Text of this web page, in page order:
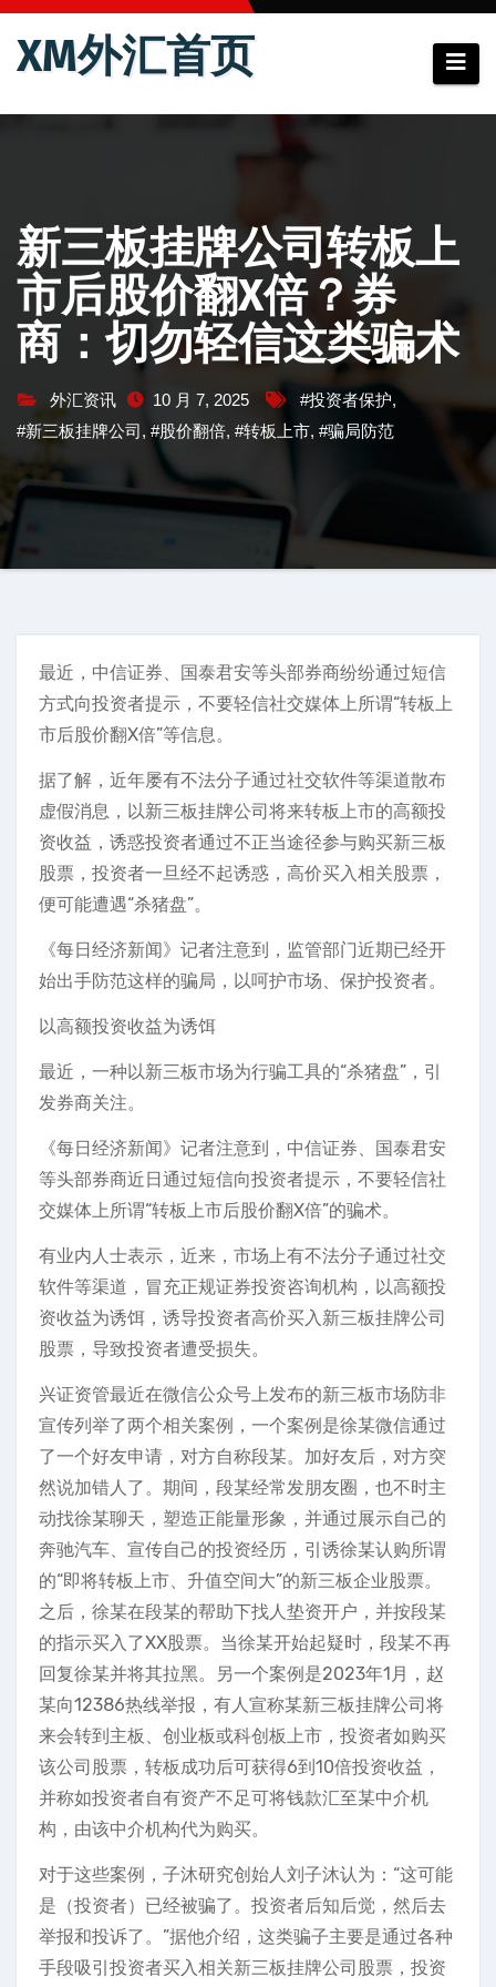
跳
XM外汇首页
新三板挂牌公司转板上
市后股价翻X倍？券
商：切勿轻信这类骗术
外汇资讯 10 月 7, 2025 #投资者保护,
#新三板挂牌公司, #股价翻倍, #转板上市, #骗局防范
最近，中信证券、国泰君安等头部券商纷纷通过短信
方式向投资者提示，不要轻信社交媒体上所谓“转板上
市后股价翻X倍”等信息。
据了解，近年屡有不法分子通过社交软件等渠道散布
虚假消息，以新三板挂牌公司将来转板上市的高额投
资收益，诱惑投资者通过不正当途径参与购买新三板
股票，投资者一旦经不起诱惑，高价买入相关股票，
便可能遭遇“杀猪盘”。
《每日经济新闻》记者注意到，监管部门近期已经开
始出手防范这样的骗局，以呵护市场、保护投资者。
以高额投资收益为诱饵
最近，一种以新三板市场为行骗工具的“杀猪盘”，引
发券商关注。
《每日经济新闻》记者注意到，中信证券、国泰君安
等头部券商近日通过短信向投资者提示，不要轻信社
交媒体上所谓“转板上市后股价翻X倍”的骗术。
有业内人士表示，近来，市场上有不法分子通过社交
软件等渠道，冒充正规证券投资咨询机构，以高额投
资收益为诱饵，诱导投资者高价买入新三板挂牌公司
股票，导致投资者遭受损失。
兴证资管最近在微信公众号上发布的新三板市场防非
宣传列举了两个相关案例，一个案例是徐某微信通过
了一个好友申请，对方自称段某。加好友后，对方突
然说加错人了。期间，段某经常发朋友圈，也不时主
动找徐某聊天，塑造正能量形象，并通过展示自己的
奔驰汽车、宣传自己的投资经历，引诱徐某认购所谓
的“即将转板上市、升值空间大”的新三板企业股票。
之后，徐某在段某的帮助下找人垫资开户，并按段某
的指示买入了XX股票。当徐某开始起疑时，段某不再
回复徐某并将其拉黑。另一个案例是2023年1月，赵
某向12386热线举报，有人宣称某新三板挂牌公司将
来会转到主板、创业板或科创板上市，投资者如购买
该公司股票，转板成功后可获得6到10倍投资收益，
并称如投资者自有资产不足可将钱款汇至某中介机
构，由该中介机构代为购买。
对于这些案例，子沐研究创始人刘子沐认为：“这可能
是（投资者）已经被骗了。投资者后知后觉，然后去
举报和投诉了。”据他介绍，这类骗子主要是通过各种
手段吸引投资者买入相关新三板挂牌公司股票，投资